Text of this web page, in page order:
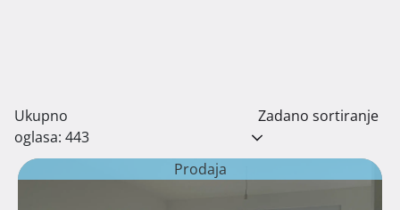
Ukupno
oglasa: 443
Zadano sortiranje
Prodaja